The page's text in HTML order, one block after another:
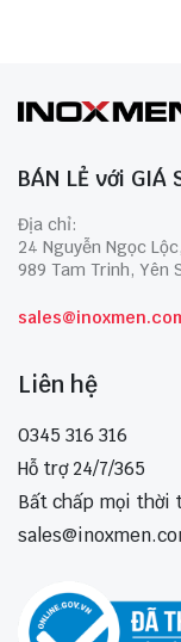
BÁN LẺ với GIÁ
Địa chỉ:
24 Nguyễn Ngọc
989 Tam Trinh, Yên
Liên hệ
0345 316 316
Hỗ trợ 24/7/365
Bất chấp mọi thời